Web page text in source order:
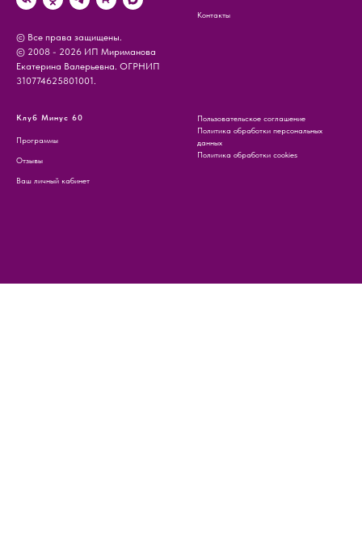
© Все права защищены.
© 2008 - 2026 ИП Мириманова
Екатерина Валерьевна. ОГРНИП
310774625801001.
Контакты
Клуб Минус 60
Программы
Отзывы
Ваш личный кабинет
Пользовательское соглашение
Политика обработки персональных
данных
Политика обработки cookies